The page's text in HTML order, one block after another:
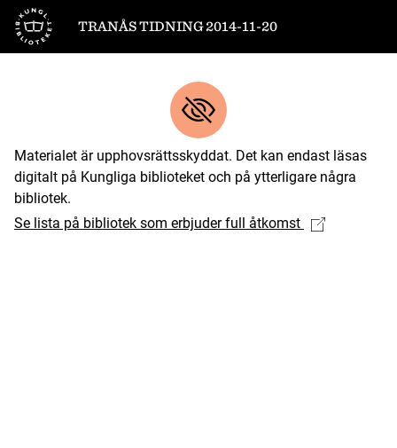
Till startsidan
TRANÅS TIDNING 2014-11-20
Materialet är upphovsrättsskyddat. Det kan endast läsas
digitalt på Kungliga biblioteket och på ytterligare några
bibliotek.
Se lista på bibliotek som erbjuder full åtkomst